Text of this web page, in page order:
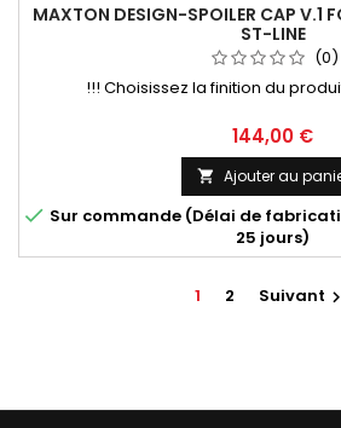
MAXTON DESIGN-SPOILER CAP V.1
ST-LINE
(0)
!!! Choisissez la finition du
Prix
144,00 €
 Ajouter au
 Sur commande (Délai de
25 jours)
1 2 Suivant 